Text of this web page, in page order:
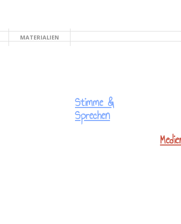
MATERIALIEN
Stimme &
Sprechen